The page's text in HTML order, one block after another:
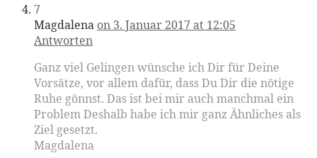
7
Magdalena on 3. Januar 2017 at 12:05
Antworten
Ganz viel Gelingen wünsche ich Dir für Deine
Vorsätze, vor allem dafür, dass Du Dir die nötige
Ruhe gönnst. Das ist bei mir auch manchmal ein
Problem Deshalb habe ich mir ganz Ähnliches als
Ziel gesetzt.
Magdalena